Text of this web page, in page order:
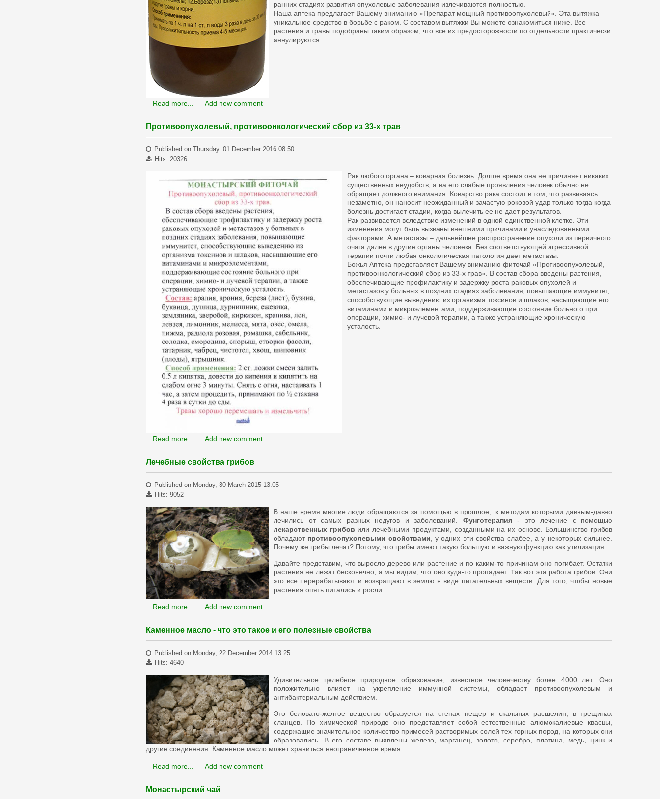
ранних стадиях развития опухолевые заболевания излечиваются полностью.
Наша аптека предлагает Вашему вниманию «Препарат мощный противоопухолевый». Эта вытяжка –
уникальное средство в борьбе с раком. С составом вытяжки Вы можете ознакомиться ниже. Все
растения и травы подобраны таким образом, что все их предосторожности по отдельности практически
аннулируются.
Read more... Add new comment
Противоопухолевый, противоонкологический сбор из 33-х трав
Published on Thursday, 01 December 2016 08:50
Hits: 20326
Рак любого органа – коварная болезнь. Долгое время она не причиняет никаких
существенных неудобств, а на его слабые проявления человек обычно не
обращает должного внимания. Коварство рака состоит в том, что развиваясь
незаметно, он наносит неожиданный и зачастую роковой удар только тогда когда
болезнь достигает стадии, когда вылечить ее не дает результатов.
Рак развивается вследствие изменений в одной единственной клетке. Эти
изменения могут быть вызваны внешними причинами и унаследованными
факторами. А метастазы – дальнейшее распространение опухоли из первичного
очага далее в другие органы человека. Без соответствующей агрессивной
терапии почти любая онкологическая патология дает метастазы.
Божья Аптека представляет Вашему вниманию фиточай «Противоопухолевый,
противоонкологический сбор из 33-х трав». В состав сбора введены растения,
обеспечивающие профилактику и задержку роста раковых опухолей и
метастазов у больных в поздних стадиях заболевания, повышающие иммунитет,
способствующие выведению из организма токсинов и шлаков, насыщающие его
витаминами и микроэлементами, поддерживающие состояние больного при
операции, химио- и лучевой терапии, а также устраняющие хроническую
усталость.
Read more... Add new comment
Лечебные свойства грибов
Published on Monday, 30 March 2015 13:05
Hits: 9052
В наше время многие люди обращаются за помощью в прошлое, к методам которыми давным-давно
лечились от самых разных недугов и заболеваний. Фунготерапия- это лечение с помощью
лекарственных грибов или лечебными продуктами, созданными на их основе. Большинство грибов
обладают противоопухолевыми свойствами , у одних эти свойства слабее, а у некоторых сильнее.
Почему же грибы лечат? Потому, что грибы имеют такую большую и важную функцию как утилизация.
Давайте представим, что выросло дерево или растение и по каким-то причинам оно погибает. Остатки
растения не лежат бесконечно, а мы видим, что оно куда-то пропадает. Так вот эта работа грибов. Они
это все перерабатывают и возвращают в землю в виде питательных веществ. Для того, чтобы новые
растения опять питались и росли.
Read more... Add new comment
Каменное масло - что это такое и его полезные свойства
Published on Monday, 22 December 2014 13:25
Hits: 4640
Удивительное целебное природное образование, известное человечеству более 4000 лет. Оно
положительно влияет на укрепление иммунной системы, обладает противоопухолевым и
антибактериальным действием.
Это беловато-желтое вещество образуется на стенах пещер и скальных расщелин, в трещинах
сланцев. По химической природе оно представляет собой естественные алюмокалиевые квасцы,
содержащие значительное количество примесей растворимых солей тех горных пород, на которых они
образовались. В его составе выявлены железо, марганец, золото, серебро, платина, медь, цинк и
другие соединения. Каменное масло может храниться неограниченное время.
Read more... Add new comment
Монастырский чай